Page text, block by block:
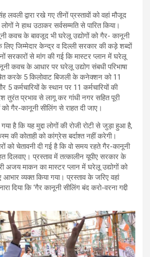
लवली द्वारा रखे गए तीनों प्रस्तावों को वहां मौजूद
ने हाथ उठाकर सर्वसम्मति से पारित किया।
कवच के बावजूद भी घरेलू उद्योगों को गैर- कानूनी
जिम्मेदार केन्द्र व दिल्ली सरकार की कड़े शब्दों
सरकारों से मांग की गई कि मास्टर प्लान में घरेलू
कवच के आधार पर घरेलू उद्योग संबधी परिभाषा
करके 5 किलोवाट बिजली के कनेक्शन को 11
5 कर्मचारियों के स्थान पर 11 कर्मचारियों की
तुरंत प्रभाव से लागू कर गांधी नगर सहित पूरी
को गैर-कानूनी सीलिंग से राहत दी जाए।
है कि यह मुद्दा लोगों की रोजी रोटी से जुड़ा हुआ है,
की कोताही को कांग्रेस बर्दाश्त नहीं करेगी।
को चेतावनी दी गई है कि वो समय रहते गैर-कानूनी
दिलवाए। प्रस्ताव में तत्कालीन यूपीए सरकार के
अजय माकन का मास्टर प्लान में घरेलू उद्योगों को
व्यक्त किया गया। प्रस्ताव के जरिए वहां
दिया कि ‘गैर कानूनी सीलिंग बंद करो-वरना गद्दी